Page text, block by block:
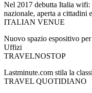
Nel 2017 debutta Italia wifi:
nazionale, aperta a cittadini
ITALIAN VENUE
Nuovo spazio espositivo
Uffizi
TRAVELNOSTOP
Lastminute.com stila la
TRAVEL QUOTIDIANO